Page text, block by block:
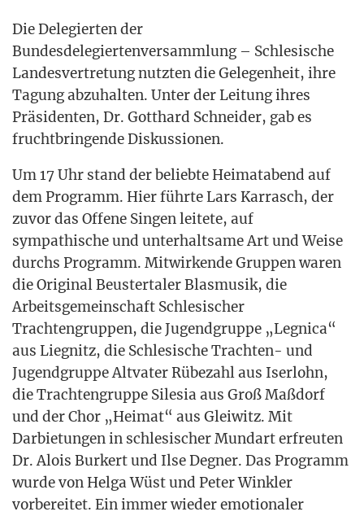
Die Dele­gier­ten der
Bun­des­de­le­gier­ten­ver­samm­lung – Schle­si­sche
Lan­des­ver­tre­tung nutz­ten die Gele­gen­heit, ihre
Tagung abzu­hal­ten. Unter der Lei­tung ihres
Prä­si­den­ten, Dr. Gott­hard Schnei­der, gab es
frucht­brin­gen­de Diskussionen.
Um 17 Uhr stand der belieb­te Hei­mat­abend auf
dem Pro­gramm. Hier führ­te Lars Kar­rasch, der
zuvor das Offe­ne Sin­gen lei­te­te, auf
sym­pa­thi­sche und unter­halt­sa­me Art und Wei­se
durchs Pro­gramm. Mit­wir­ken­de Grup­pen waren
die Ori­gi­nal Beus­ter­ta­ler Blas­mu­sik, die
Arbeits­ge­mein­schaft Schle­si­scher
Trach­ten­grup­pen, die Jugend­grup­pe „Leg­ni­ca“
aus Lie­gnitz, die Schle­si­sche Trach­ten- und
Jugend­grup­pe Alt­va­ter Rübe­zahl aus Iser­lohn,
die Trach­ten­grup­pe Sile­sia aus Groß Maß­dorf
und der Chor „Hei­mat“ aus Glei­witz. Mit
Dar­bie­tun­gen in schle­si­scher Mund­art erfreu­ten
Dr. Alo­is Bur­kert und Ilse Degner. Das Pro­gramm
wur­de von Hel­ga Wüst und Peter Wink­ler
vor­be­rei­tet. Ein immer wie­der emo­tio­na­ler